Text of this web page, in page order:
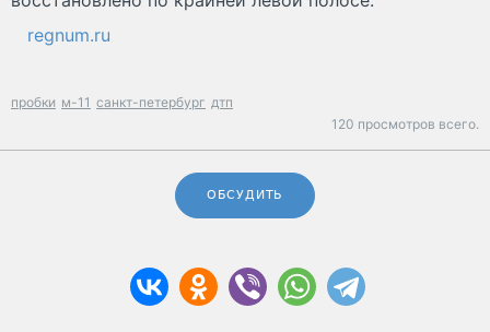
regnum.ru
пробки м-11 санкт-петербург дтп
120 просмотров всего.
ОБСУДИТЬ